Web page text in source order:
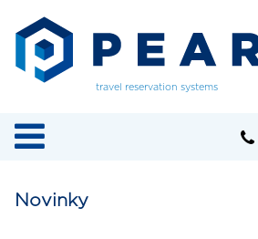
travel reservation systems
Novinky